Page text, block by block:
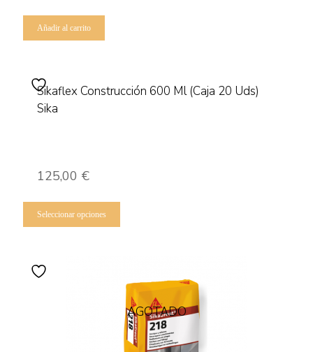
Añadir al carrito
Sikaflex Construcción 600 Ml (Caja 20 Uds)
Sika
125,00 €
Seleccionar opciones
opciones
pueden
elegir
en
la
AGOTADO